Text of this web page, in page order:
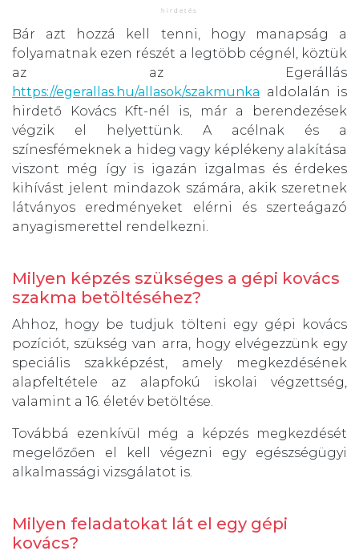
Bár azt hozzá kell tenni, hogy manapság a
folyamatnak ezen részét a legtöbb cégnél, köztük
az az Egerállás
https://egerallas.hu/allasok/szakmunka aldolalán is
hirdető Kovács Kft-nél is, már a berendezések
végzik el helyettünk. A acélnak és a
színesfémeknek a hideg vagy képlékeny alakítása
viszont még így is igazán izgalmas és érdekes
kihívást jelent mindazok számára, akik szeretnek
látványos eredményeket elérni és szerteágazó
anyagismerettel rendelkezni.
Milyen képzés szükséges a gépi kovács
szakma betöltéséhez?
Ahhoz, hogy be tudjuk tölteni egy gépi kovács
pozíciót, szükség van arra, hogy elvégezzünk egy
speciális szakképzést, amely megkezdésének
alapfeltétele az alapfokú iskolai végzettség,
valamint a 16. életév betöltése.
Továbbá ezenkívül még a képzés megkezdését
megelőzően el kell végezni egy egészségügyi
alkalmassági vizsgálatot is.
Milyen feladatokat lát el egy gépi
kovács?